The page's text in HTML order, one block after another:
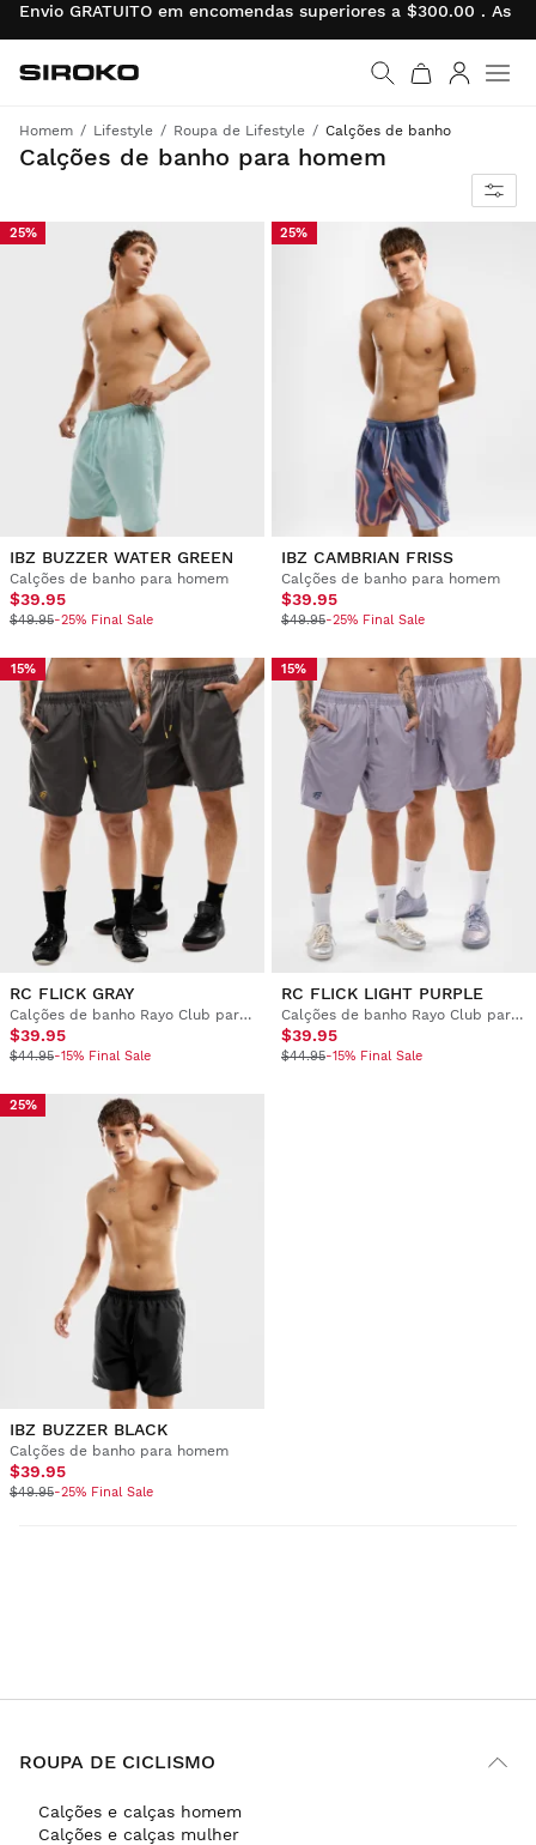
Envio GRATUITO em encomendas superiores a $300.00 . As
Ir para a página inicial
Siroko.com
Homem Lifestyle Roupa de Lifestyle Calções de banho
Calções de banho para homem
Versatilidade, desempenho & o icónico estilo Siroko
25%
IBZ BUZZER WATER GREEN
Calções de banho para homem
$39.95
$49.95-25% Final Sale
25%
IBZ CAMBRIAN FRISS
Calções de banho para homem
$39.95
$49.95-25% Final Sale
15%
RC FLICK GRAY
Calções de banho Rayo Club para homem
$39.95
$44.95-15% Final Sale
15%
RC FLICK LIGHT PURPLE
Calções de banho Rayo Club para homem
$39.95
$44.95-15% Final Sale
25%
IBZ BUZZER BLACK
Calções de banho para homem
$39.95
$49.95-25% Final Sale
ROUPA DE CICLISMO
Calções e calças homem
Calções e calças mulher